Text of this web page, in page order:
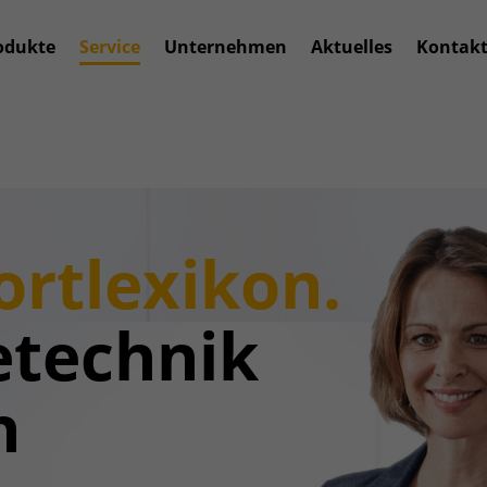
Service Unternehmen Aktuelles Kontakt